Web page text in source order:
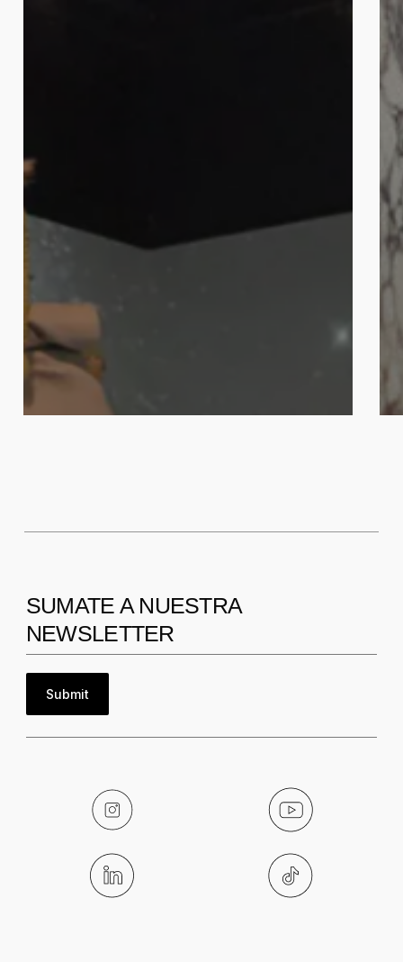
SUMATE A NUESTRA
NEWSLETTER
Submit